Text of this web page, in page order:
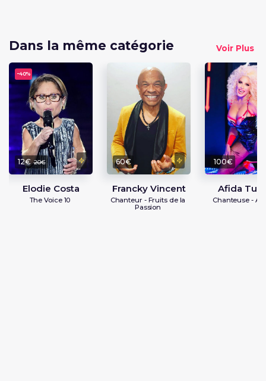
Dans la même catégorie Voir Plus
-40%
12€ 20€
Elodie Costa
The Voice 10
60€
Francky Vincent
Chanteur - Fruits de la
Passion
100€
Afida
Chanteuse -